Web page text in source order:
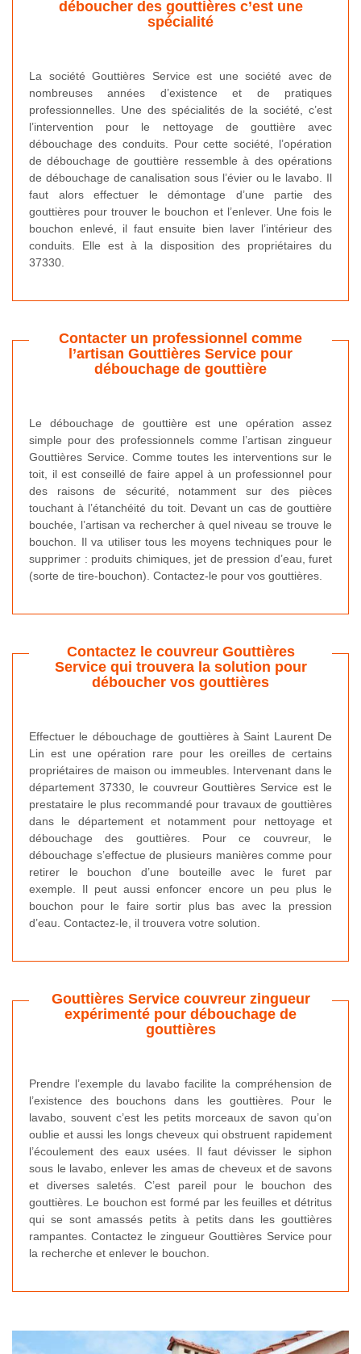
déboucher des gouttières c’est une
spécialité
La société Gouttières Service est une société avec de
nombreuses années d’existence et de pratiques
professionnelles. Une des spécialités de la société, c’est
l’intervention pour le nettoyage de gouttière avec
débouchage des conduits. Pour cette société, l’opération
de débouchage de gouttière ressemble à des opérations
de débouchage de canalisation sous l’évier ou le lavabo. Il
faut alors effectuer le démontage d’une partie des
gouttières pour trouver le bouchon et l’enlever. Une fois le
bouchon enlevé, il faut ensuite bien laver l’intérieur des
conduits. Elle est à la disposition des propriétaires du
37330.
Contacter un professionnel comme
l’artisan Gouttières Service pour
débouchage de gouttière
Le débouchage de gouttière est une opération assez
simple pour des professionnels comme l’artisan zingueur
Gouttières Service. Comme toutes les interventions sur le
toit, il est conseillé de faire appel à un professionnel pour
des raisons de sécurité, notamment sur des pièces
touchant à l’étanchéité du toit. Devant un cas de gouttière
bouchée, l’artisan va rechercher à quel niveau se trouve le
bouchon. Il va utiliser tous les moyens techniques pour le
supprimer : produits chimiques, jet de pression d’eau, furet
(sorte de tire-bouchon). Contactez-le pour vos gouttières.
Contactez le couvreur Gouttières
Service qui trouvera la solution pour
déboucher vos gouttières
Effectuer le débouchage de gouttières à Saint Laurent De
Lin est une opération rare pour les oreilles de certains
propriétaires de maison ou immeubles. Intervenant dans le
département 37330, le couvreur Gouttières Service est le
prestataire le plus recommandé pour travaux de gouttières
dans le département et notamment pour nettoyage et
débouchage des gouttières. Pour ce couvreur, le
débouchage s’effectue de plusieurs manières comme pour
retirer le bouchon d’une bouteille avec le furet par
exemple. Il peut aussi enfoncer encore un peu plus le
bouchon pour le faire sortir plus bas avec la pression
d’eau. Contactez-le, il trouvera votre solution.
Gouttières Service couvreur zingueur
expérimenté pour débouchage de
gouttières
Prendre l’exemple du lavabo facilite la compréhension de
l’existence des bouchons dans les gouttières. Pour le
lavabo, souvent c’est les petits morceaux de savon qu’on
oublie et aussi les longs cheveux qui obstruent rapidement
l’écoulement des eaux usées. Il faut dévisser le siphon
sous le lavabo, enlever les amas de cheveux et de savons
et diverses saletés. C’est pareil pour le bouchon des
gouttières. Le bouchon est formé par les feuilles et détritus
qui se sont amassés petits à petits dans les gouttières
rampantes. Contactez le zingueur Gouttières Service pour
la recherche et enlever le bouchon.